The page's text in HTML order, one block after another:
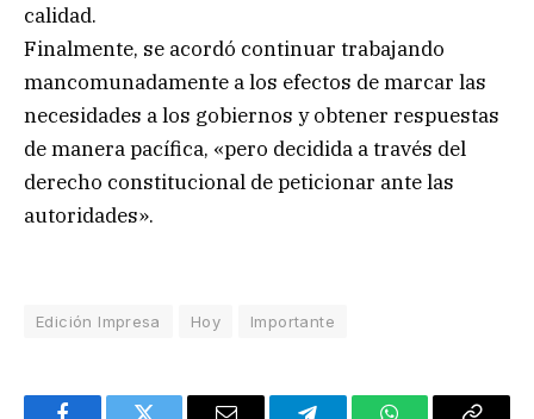
calidad.
Finalmente, se acordó continuar trabajando
mancomunadamente a los efectos de marcar las
necesidades a los gobiernos y obtener respuestas
de manera pacífica, «pero decidida a través del
derecho constitucional de peticionar ante las
autoridades».
Edición Impresa Hoy Importante